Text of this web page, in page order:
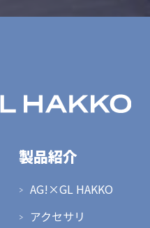
製品紹介
AG!×GL HAKKO
アクセサリ